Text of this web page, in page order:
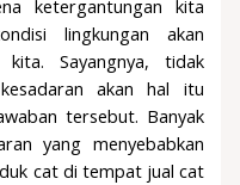
ketergantungan kita
lingkungan akan
Sayangnya, tidak
akan hal itu
tersebut. Banyak
yang menyebabkan
cat di tempat jual cat